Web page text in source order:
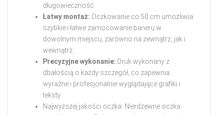
długowieczność.
Łatwy montaż: Oczkowanie co 50 cm umożliwia
szybkie i łatwe zamocowanie baneru w
dowolnym miejscu, zarówno na zewnątrz, jak i
wewnątrz.
Precyzyjne wykonanie: Druk wykonany z
dbałością o każdy szczegół, co zapewnia
wyraźne i profesjonalnie wyglądające grafiki i
teksty.
Najwyższej jakości oczka: Nierdzewne oczka